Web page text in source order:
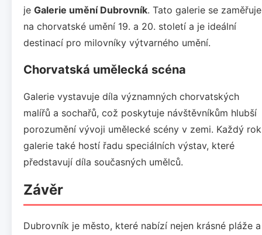
je Galerie umění Dubrovník. Tato galerie se zaměřuje
na chorvatské umění 19. a 20. století a je ideální
destinací pro milovníky výtvarného umění.
Chorvatská umělecká scéna
Galerie vystavuje díla významných chorvatských
malířů a sochařů, což poskytuje návštěvníkům hlubší
porozumění vývoji umělecké scény v zemi. Každý rok
galerie také hostí řadu speciálních výstav, které
představují díla současných umělců.
Závěr
Dubrovník je město, které nabízí nejen krásné pláže a